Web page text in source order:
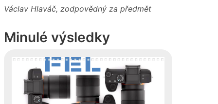
Václav Hlaváč, zodpovědný za předmět
Minulé výsledky